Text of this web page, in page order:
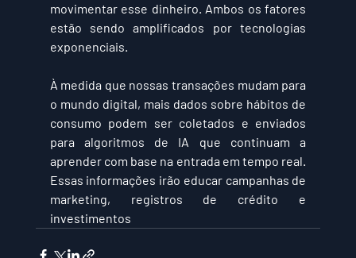
movimentar esse dinheiro. Ambos os fatores
estão sendo amplificados por tecnologias
exponenciais.
À medida que nossas transações mudam para
o mundo digital, mais dados sobre hábitos de
consumo podem ser coletados e enviados
para algoritmos de IA que continuam a
aprender com base na entrada em tempo real.
Essas informações irão educar campanhas de
marketing, registros de crédito e
investimentos